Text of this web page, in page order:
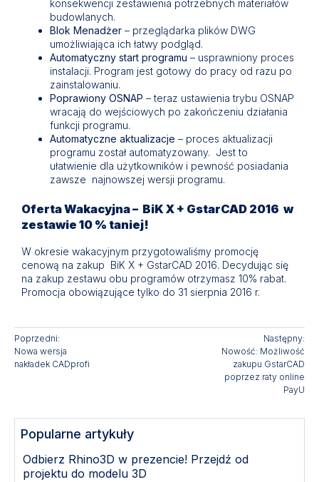
konsekwencji zestawienia potrzebnych materiałów
budowlanych.
Blok Menadżer – przeglądarka plików DWG
umożliwiająca ich łatwy podgląd.
Automatyczny start programu – usprawniony proces
instalacji. Program jest gotowy do pracy od razu po
zainstalowaniu.
Poprawiony OSNAP – teraz ustawienia trybu OSNAP
wracają do wejściowych po zakończeniu działania
funkcji programu.
Automatyczne aktualizacje – proces aktualizacji
programu został automatyzowany. Jest to
ułatwienie dla użytkowników i pewność posiadania
zawsze najnowszej wersji programu.
Oferta Wakacyjna – BiK X + GstarCAD 2016 w
zestawie 10 % taniej!
W okresie wakacyjnym przygotowaliśmy promocję
cenową na zakup BiK X + GstarCAD 2016. Decydując się
na zakup zestawu obu programów otrzymasz 10% rabat.
Promocja obowiązujące tylko do 31 sierpnia 2016 r.
Poprzedni:
Nowa wersja
nakładek CADprofi
Następny:
Nowość: Możliwość
zakupu GstarCAD
poprzez raty online
PayU
Popularne artykuły
Odbierz Rhino3D w prezencie! Przejdź od
projektu do modelu 3D